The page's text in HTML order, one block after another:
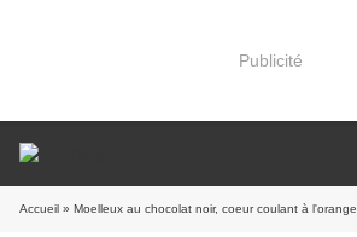
Publicité
Accueil » Moelleux au chocolat noir, coeur coulant à l'orange